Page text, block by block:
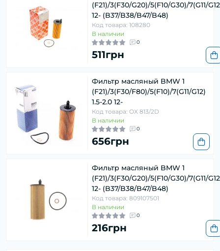
(F21)/3(F30/G20)/5(F10/G30)/7(G11/
12- (B37/B38/B47/B48)
Код товара: 108280
В наличии
0
511грн
Фильтр масляный BMW 1
(F21)/3(F30/F80)/5(F10)/7(G11/G12)
1.5-2.0 12-
Код товара: OX 813/2D
В наличии
0
656грн
Фильтр масляный BMW 1
(F21)/3(F30/G20)/5(F10/G30)/7(G11/
12- (B37/B38/B47/B48)
Код товара: 809107501
В наличии
0
216грн